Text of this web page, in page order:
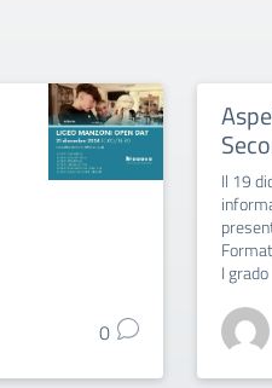
0
Il 19
I grado